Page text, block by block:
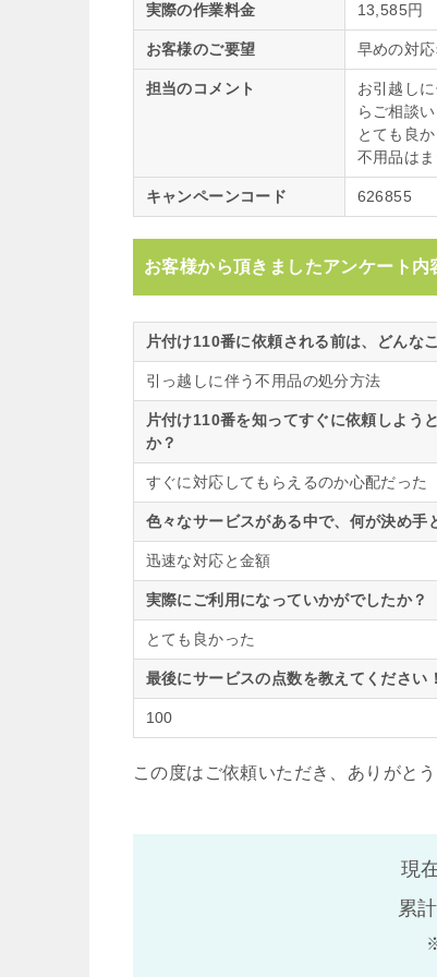
実際の作業料金 13,585円
お客様のご要望 早めの対
担当のコメント
お引越し
らご相談
とても良
不用品は
キャンペーンコード 626855
お客様から頂きましたアンケート内
片付け110番に依頼される前は、どんな
引っ越しに伴う不用品の処分方法
片付け110番を知ってすぐに依頼しよう
か？
すぐに対応してもらえるのか心配だった
色々なサービスがある中で、何が決め手
迅速な対応と金額
実際にご利用になっていかがでしたか？
とても良かった
最後にサービスの点数を教えてください！
100
この度はご依頼いただき、ありがとう
現
累